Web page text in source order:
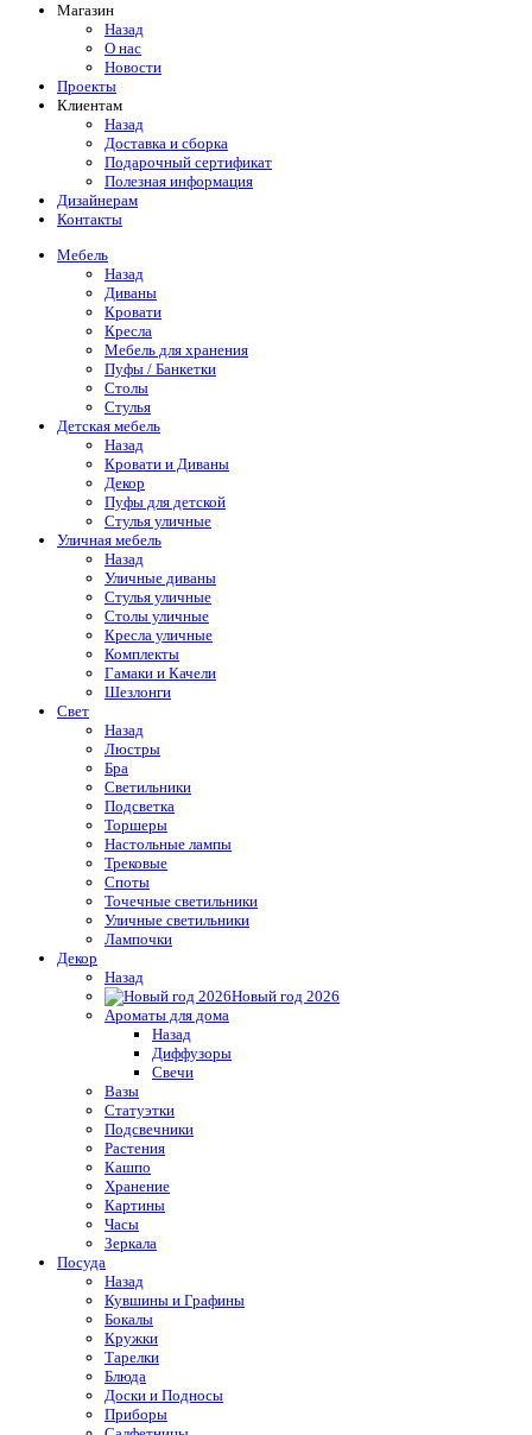
Магазин
Назад
О нас
Новости
Проекты
Клиентам
Назад
Доставка и сборка
Подарочный сертификат
Полезная информация
Дизайнерам
Контакты
Мебель
Назад
Диваны
Кровати
Кресла
Мебель для хранения
Пуфы / Банкетки
Столы
Стулья
Детская мебель
Назад
Кровати и Диваны
Декор
Пуфы для детской
Стулья уличные
Уличная мебель
Назад
Уличные диваны
Стулья уличные
Столы уличные
Кресла уличные
Комплекты
Гамаки и Качели
Шезлонги
Свет
Назад
Люстры
Бра
Светильники
Подсветка
Торшеры
Настольные лампы
Трековые
Споты
Точечные светильники
Уличные светильники
Лампочки
Декор
Назад
Новый год 2026
Ароматы для дома
Назад
Диффузоры
Свечи
Вазы
Статуэтки
Подсвечники
Растения
Кашпо
Хранение
Картины
Часы
Зеркала
Посуда
Назад
Кувшины и Графины
Бокалы
Кружки
Тарелки
Блюда
Доски и Подносы
Приборы